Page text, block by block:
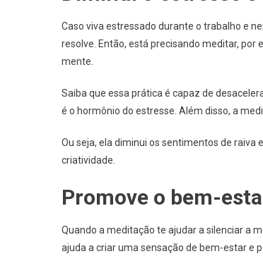
Caso viva estressado durante o trabalho e
resolve. Então, está precisando meditar, por
mente.
Saiba que essa prática é capaz de
é o hormônio do estresse. Além disso, a
Ou seja, ela diminui os sentimentos de raiva
criatividade.
Promove o bem-
Quando a meditação te ajudar a silenciar a
ajuda a criar uma sensação de bem-estar e